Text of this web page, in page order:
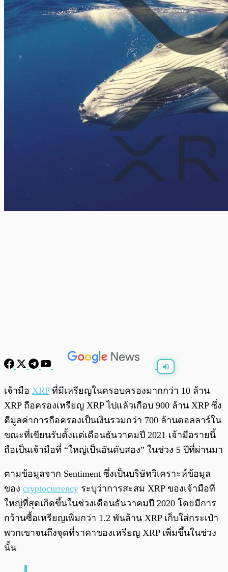
0:00 0:00
เจ้ามือ XRPที่มีเหรียญในครอบครองมากกว่า 10 ล้าน
XRP ถือครองเหรียญ XRP ไปแล้วเกือบ 900 ล้าน XRP ซึ่ง
ตีมูลค่าการถือครองเป็นเงินรวมกว่า 700 ล้านดอลลาร์ใน
ขณะที่เขียนรับตั้งแต่เดือนธันวาคมปี 2021 เจ้ามือรายนี้
ถือเป็นเจ้ามือที่ “ใหญ่เป็นอันดับสอง” ในช่วง 5 ปีที่ผ่านมา
ตามข้อมูลจาก Sentiment ซึ่งเป็นบริษัทวิเคราะห์ข้อมูล
ของ cryptocurrency ระบุว่าการสะสม XRP ของเจ้ามือที่
ใหญ่ที่สุดเกิดขึ้นในช่วงเดือนธันวาคมปี 2020 โดยมีการ
กว้านซื้อเหรียญเพิ่มกว่า 1.2 พันล้าน XRP เก็บใส่กระเป๋า
พวกเขาจนถึงจุดที่ราคาของเหรียญ XRP เพิ่มขึ้นในช่วง
นั้น